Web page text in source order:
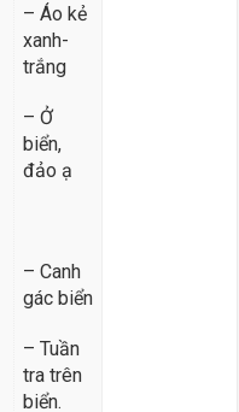
– Áo kẻ
xanh-
trắng
– Ở
biển,
đảo ạ
– Canh
gác biển
– Tuần
tra trên
biển.